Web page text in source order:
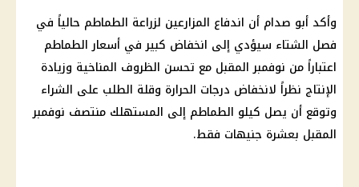
وأكد أبو صدام أن اندفاع المزارعين لزراعة الطماطم حالياً في
فصل الشتاء سيؤدي إلى انخفاض كبير في أسعار الطماطم
اعتباراً من نوفمبر المقبل مع تحسن الظروف المناخية وزيادة
الإنتاج نظراً لانخفاض درجات الحرارة وقلة الطلب على الشراء
وتوقع أن يصل كيلو الطماطم إلى المستهلك منتصف نوفمبر
المقبل بعشرة جنيهات فقط.